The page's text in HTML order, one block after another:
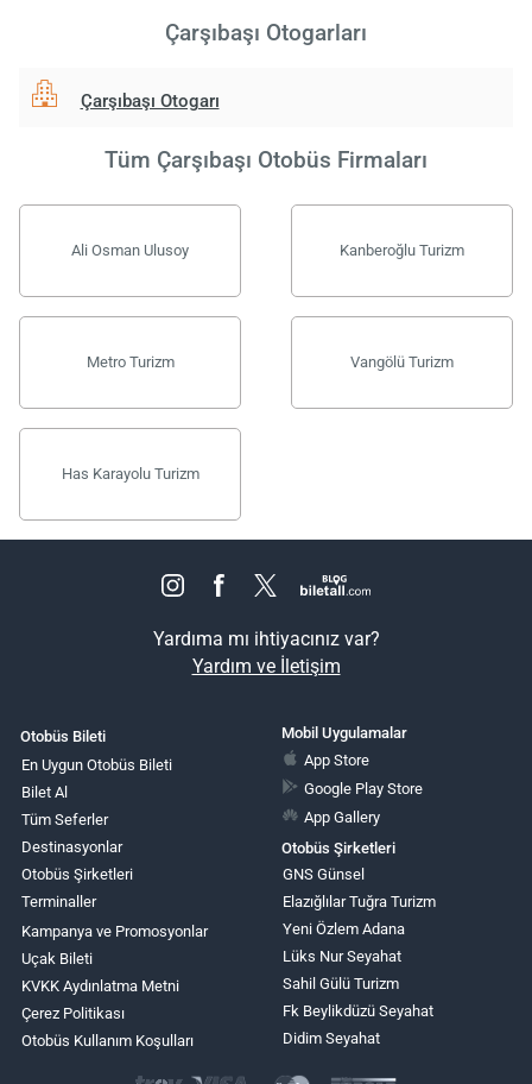
Çarşıbaşı Otogarları
Çarşıbaşı Otogarı
Tüm Çarşıbaşı Otobüs Firmaları
Ali Osman Ulusoy Kanberoğlu Turizm
Metro Turizm Vangölü Turizm
Has Karayolu Turizm
Yardıma mı ihtiyacınız var?
Yardım ve İletişim
Otobüs Bileti
En Uygun Otobüs Bileti
Bilet Al
Tüm Seferler
Destinasyonlar
Otobüs Şirketleri
Terminaller
Kampanya ve Promosyonlar
Uçak Bileti
KVKK Aydınlatma Metni
Çerez Politikası
Otobüs Kullanım Koşulları
Mobil Uygulamalar
App Store
Google Play Store
App Gallery
Otobüs Şirketleri
GNS Günsel
Elazığlılar Tuğra Turizm
Yeni Özlem Adana
Lüks Nur Seyahat
Sahil Gülü Turizm
Fk Beylikdüzü Seyahat
Didim Seyahat